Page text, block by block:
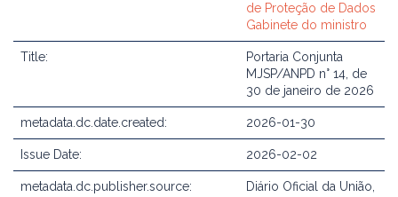
de Proteção de Dados
Gabinete do ministro
Title:
Portaria Conjunta
MJSP/ANPD n° 14, de
30 de janeiro de 2026
metadata.dc.date.created: 2026-01-30
Issue Date: 2026-02-02
metadata.dc.publisher.source:
Diário Oficial da União,